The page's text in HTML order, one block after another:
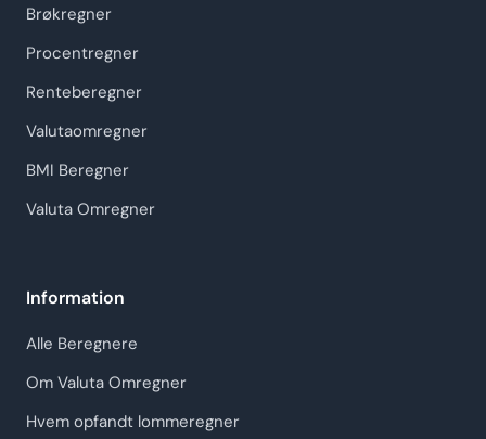
Brøkregner
Procentregner
Renteberegner
Valutaomregner
BMI Beregner
Valuta Omregner
Information
Alle Beregnere
Om Valuta Omregner
Hvem opfandt lommeregner